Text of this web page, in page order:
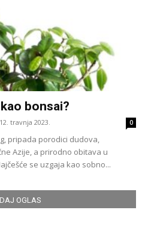
bonsai?
12. travnja 2023. 0
pripada porodici dudova,
Azije, a prirodno obitava u
se uzgaja kao sobno...
OGLAS